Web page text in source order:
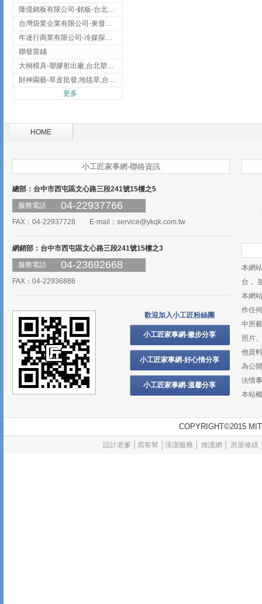
隆億銘板有限公司-銘板-台北銘板-板橋銘板
台灣袋業企業有限公司-東發企業社/台中太空袋/太空包
年達行商業有限公司-冷媒探漏儀,壓力錶組,真空泵浦,台北冷凍空調材料
聯發當鋪
大桐模具-塑膠射出廠,台北塑膠射出廠
財神園藝-草皮批發,地毯草,台北草,彰化地毯草,彰化台北草
更多
HOME
小工匠家事網-聯絡資訊
總部：台中市西屯區文心路三段241號15樓之5
服務電話
04-22937766
FAX：04-22937728 E-mail： service@ykqk.com.tw
網銷部：台中市西屯區文心路三段241號15樓之3
服務電話
04-23692668
FAX：04-22936886
歡迎加入小工匠粉絲團
小工匠家事網-撇步分享
小工匠家事網-好心情分享
小工匠家事網-溫馨分享
本網
台，
本網
作任
中所
照片
他資
為公
法情
本站
COPYRIGHT©2015
設計老爹 窩客幫 清潔服務 維護網 房屋修繕